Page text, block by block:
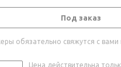
Под заказ
обязательно свяжутся с вами
Цена действительна